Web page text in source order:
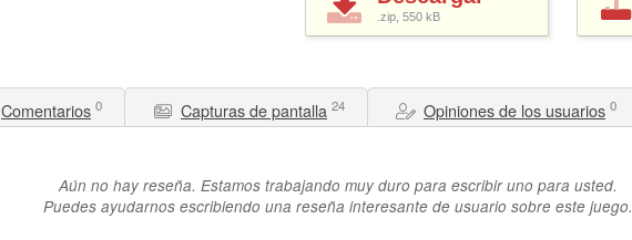
.zip, 550 kB
Comentarios 0 Capturas de pantalla 24 Opiniones de los usuarios 0
Aún no hay reseña. Estamos trabajando muy duro para escribir uno para usted.
Puedes ayudarnos escribiendo una reseña interesante de usuario sobre este juego.